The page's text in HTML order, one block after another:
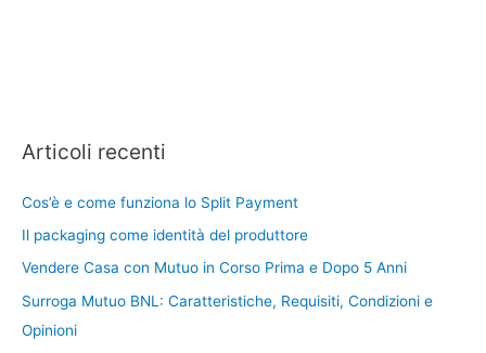
Articoli recenti
Cos’è e come funziona lo Split Payment
Il packaging come identità del produttore
Vendere Casa con Mutuo in Corso Prima e Dopo 5 Anni
Surroga Mutuo BNL: Caratteristiche, Requisiti, Condizioni e
Opinioni